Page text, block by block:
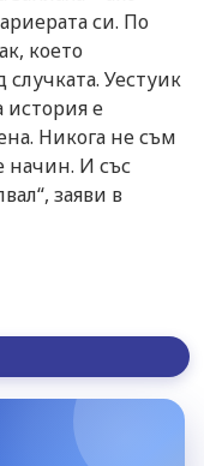
си. По
което
Уестуик
история е
Никога не съм
начин. И със
заяви в